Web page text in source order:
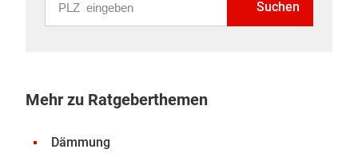
Suchen
Mehr zu Ratgeberthemen
Dämmung